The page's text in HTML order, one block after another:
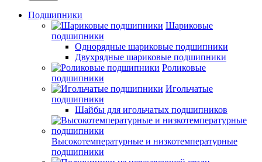
Подшипники
Шариковые
подшипники
Однорядные шариковые подшипники
Двухрядные шариковые подшипники
Роликовые
подшипники
Игольчатые
подшипники
Шайбы для игольчатых подшипников
Высокотемпературные и низкотемпературные
подшипники